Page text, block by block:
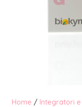
Home / Integratori e